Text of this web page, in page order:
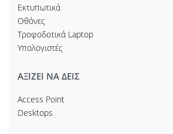
Εκτυπωτικά
Οθόνες
Τροφοδοτικά Laptop
Υπολογιστές
ΑΞΙΖΕΙ ΝΑ ΔΕΙΣ
Access Point
Desktops